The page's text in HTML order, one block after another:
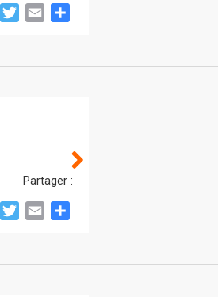
FacebookTwitterEmail
Partager :
FacebookTwitterEmail